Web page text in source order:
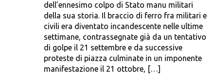
dell’ennesimo colpo di Stato manu militari
della sua storia. Il braccio di ferro fra militari e
civili era diventato incandescente nelle ultime
settimane, contrassegnate già da un tentativo
di golpe il 21 settembre e da successive
proteste di piazza culminate in un imponente
manifestazione il 21 ottobre, […]